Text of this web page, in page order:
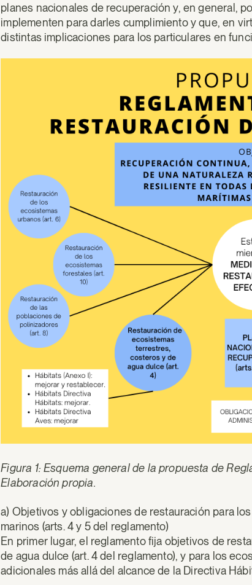
planes nacionales de recuperación y, en general,
implementen para darles cumplimiento y que, en
distintas implicaciones para los particulares en
Figura 1: Esquema general de la propuesta de
Elaboración propia.
a) Objetivos y obligaciones de restauración para
marinos (arts. 4 y 5 del reglamento)
En primer lugar, el reglamento fija objetivos de
de agua dulce (art. 4 del reglamento), y para los
adicionales más allá del alcance de la Directiva